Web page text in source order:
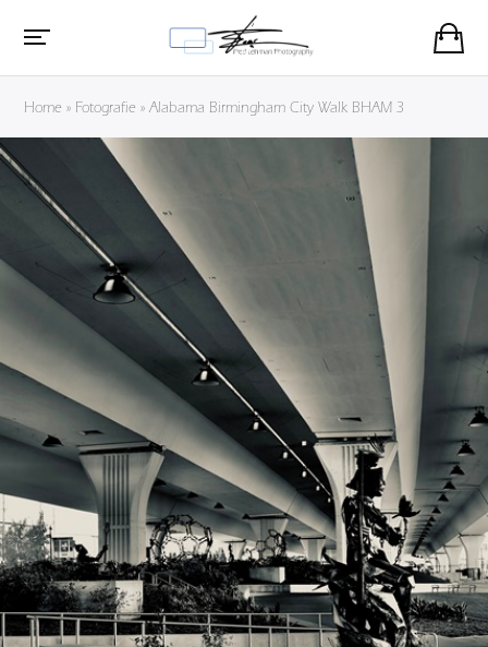
Home » Fotografie »Alabama Birmingham City Walk BHAM 3